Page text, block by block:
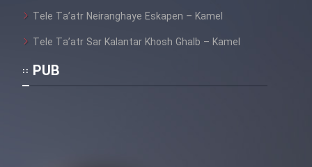
Tele Ta’atr Neiranghaye Eskapen – Kamel
Tele Ta’atr Sar Kalantar Khosh Ghalb – Kamel
PUB